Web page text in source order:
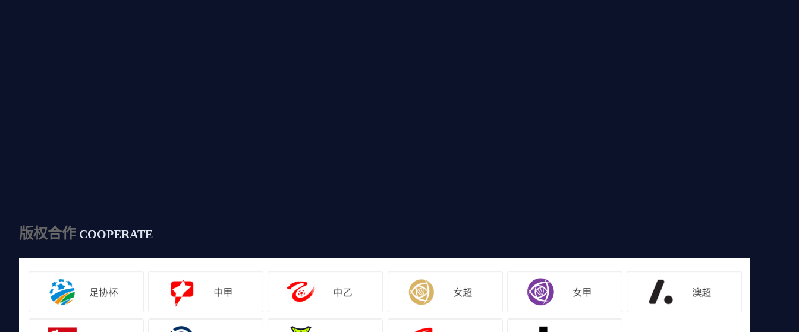
版权合作 COOPERATE